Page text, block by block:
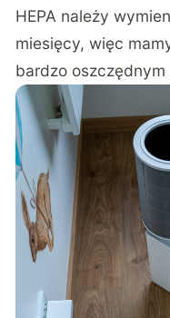
HEPA należy
miesięcy, więc
bardzo oszczędnym